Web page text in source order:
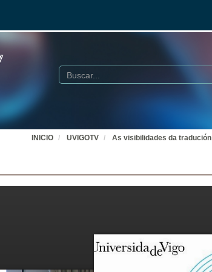
Buscar
INICIO UVIGOTV As visibilidades da tradución